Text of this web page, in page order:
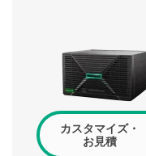
カスタマイズ・
お見積